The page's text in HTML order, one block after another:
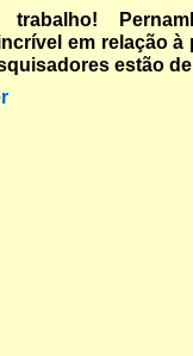
trabalho!
em relação à
estão